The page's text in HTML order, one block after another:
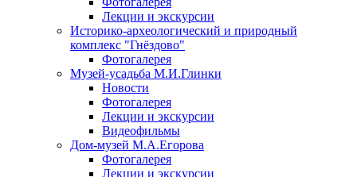
Лекции и экскурсии
Историко-археологический и природный
комплекс "Гнёздово"
Фотогалерея
Музей-усадьба М.И.Глинки
Новости
Фотогалерея
Лекции и экскурсии
Видеофильмы
Дом-музей М.А.Егорова
Фотогалерея
Лекции и экскурсии